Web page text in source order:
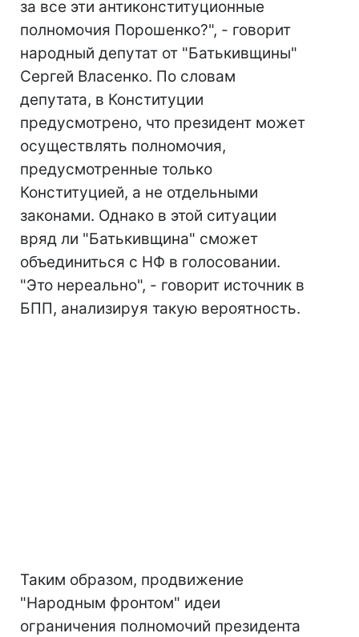
за все эти антиконституционные
полномочия Порошенко?", - говорит
народный депутат от "Батькивщины"
Сергей Власенко. По словам
депутата, в Конституции
предусмотрено, что президент может
осуществлять полномочия,
предусмотренные только
Конституцией, а не отдельными
законами. Однако в этой ситуации
вряд ли "Батькивщина" сможет
объединиться с НФ в голосовании.
"Это нереально", - говорит источник в
БПП, анализируя такую вероятность.
Таким образом, продвижение
"Народным фронтом" идеи
ограничения полномочий президента